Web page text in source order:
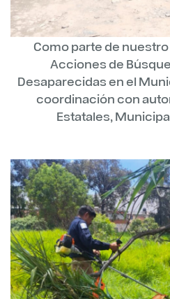
Como parte de
Acciones de
Desaparecidas en el
coordinación con
Estatales,